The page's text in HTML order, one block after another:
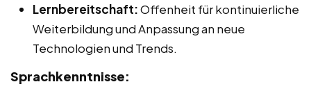
Lernbereitschaft:Offenheit für kontinuierliche
Weiterbildung und Anpassung an neue
Technologien und Trends.
Sprachkenntnisse: